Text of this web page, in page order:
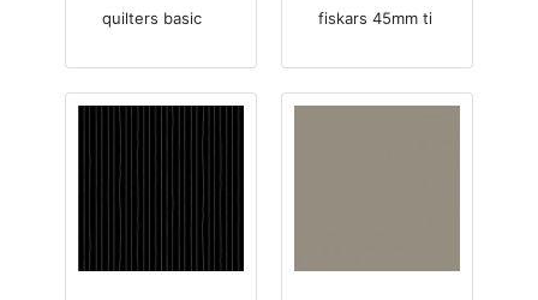
quilters basic fiskars 45mm ti